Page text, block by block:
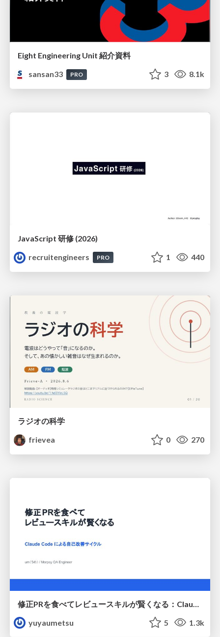
Eight Engineering Unit 紹介資料
sansan33
PRO 3 8.1k
JavaScript 研修 (2026)
recruitengineers
PRO 1 440
ラジオの科学
frievea
0 270
yuyaumetsu
5 1.3k